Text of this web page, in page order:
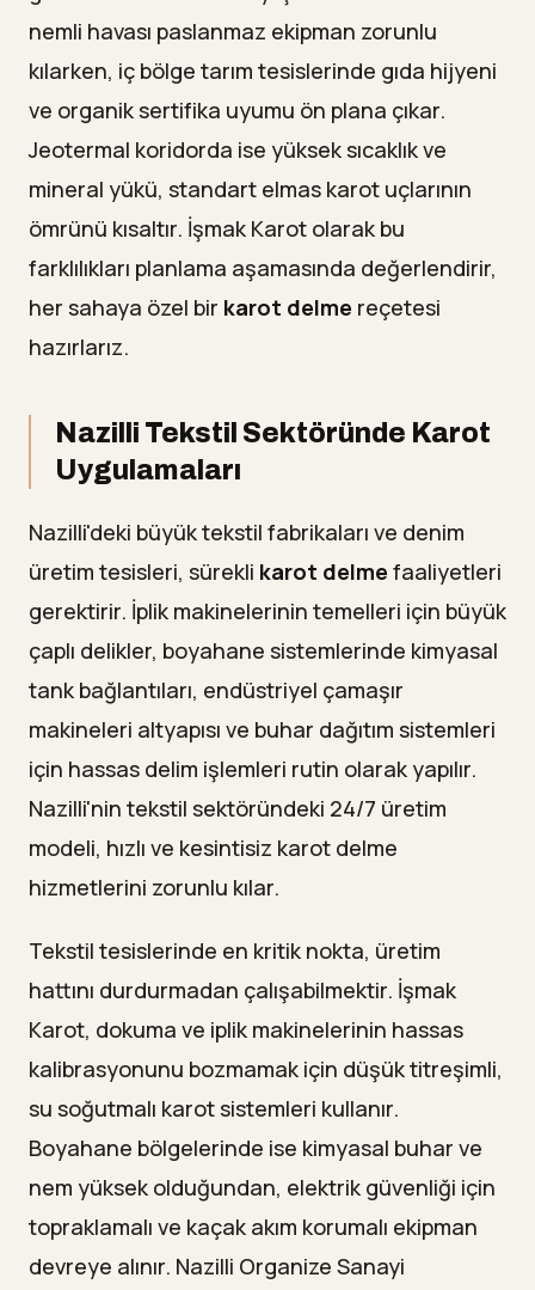
nemli havası paslanmaz ekipman zorunlu
kılarken, iç bölge tarım tesislerinde gıda hijyeni
ve organik sertifika uyumu ön plana çıkar.
Jeotermal koridorda ise yüksek sıcaklık ve
mineral yükü, standart elmas karot uçlarının
ömrünü kısaltır. İşmak Karot olarak bu
farklılıkları planlama aşamasında değerlendirir,
her sahaya özel bir karot delme reçetesi
hazırlarız.
Nazilli Tekstil Sektöründe Karot
Uygulamaları
Nazilli'deki büyük tekstil fabrikaları ve denim
üretim tesisleri, sürekli karot delme faaliyetleri
gerektirir. İplik makinelerinin temelleri için büyük
çaplı delikler, boyahane sistemlerinde kimyasal
tank bağlantıları, endüstriyel çamaşır
makineleri altyapısı ve buhar dağıtım sistemleri
için hassas delim işlemleri rutin olarak yapılır.
Nazilli'nin tekstil sektöründeki 24/7 üretim
modeli, hızlı ve kesintisiz karot delme
hizmetlerini zorunlu kılar.
Tekstil tesislerinde en kritik nokta, üretim
hattını durdurmadan çalışabilmektir. İşmak
Karot, dokuma ve iplik makinelerinin hassas
kalibrasyonunu bozmamak için düşük titreşimli,
su soğutmalı karot sistemleri kullanır.
Boyahane bölgelerinde ise kimyasal buhar ve
nem yüksek olduğundan, elektrik güvenliği için
topraklamalı ve kaçak akım korumalı ekipman
devreye alınır. Nazilli Organize Sanayi